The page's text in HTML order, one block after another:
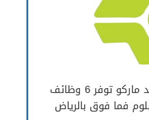
شركة محمد الراشد ماركو توفر 6 وظائف
فما فوق بالرياض